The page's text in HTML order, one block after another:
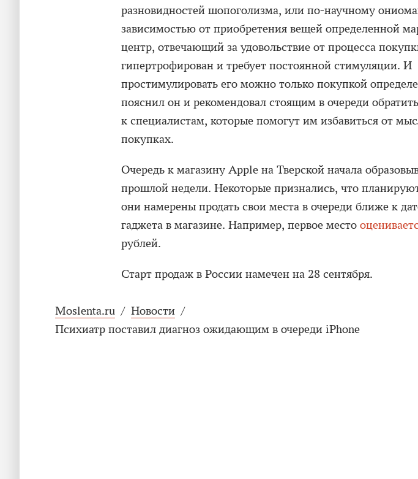
разновидностей шопоголизма, или по-научному
зависимостью от приобретения вещей определенной
центр, отвечающий за удовольствие от процесса
гипертрофирован и требует постоянной стимуляции. И
простимулировать его можно только покупкой
пояснил он и рекомендовал стоящим в очереди
к специалистам, которые помогут им избавиться от
покупках.
Очередь к магазину Apple на Тверской начала
прошлой недели. Некоторые признались, что планируют
они намерены продать свои места в очереди ближе к
гаджета в магазине. Например, первое место
рублей.
Старт продаж в России намечен на 28 сентября.
Moslenta.ru / Новости /
Психиатр поставил диагноз ожидающим в очереди iPhone